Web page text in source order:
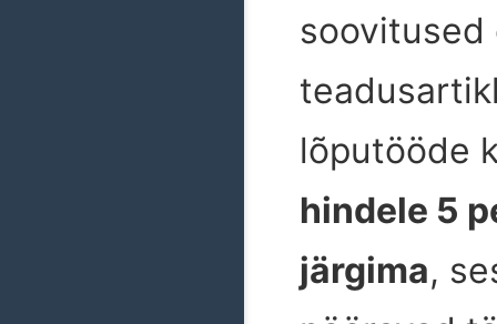
soovitused
lõputööde
hindele 5
järgima,